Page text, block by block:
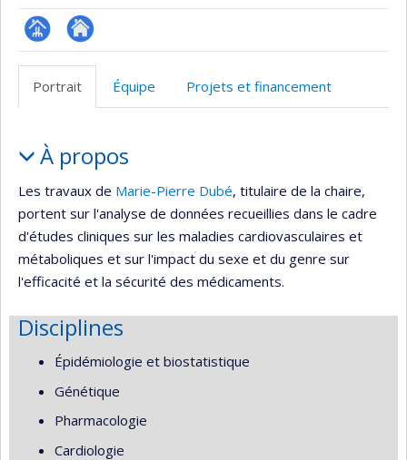
Page
(départementale,
Autre
Portrait Équipe Projets et financement
Portrait
À propos
Les travaux de Marie-Pierre Dubé, titulaire de la chaire,
portent sur l'analyse de données recueillies dans le cadre
d'études cliniques sur les maladies cardiovasculaires et
métaboliques et sur l'impact du sexe et du genre sur
l'efficacité et la sécurité des médicaments.
Disciplines
Épidémiologie et biostatistique
Génétique
Pharmacologie
Cardiologie